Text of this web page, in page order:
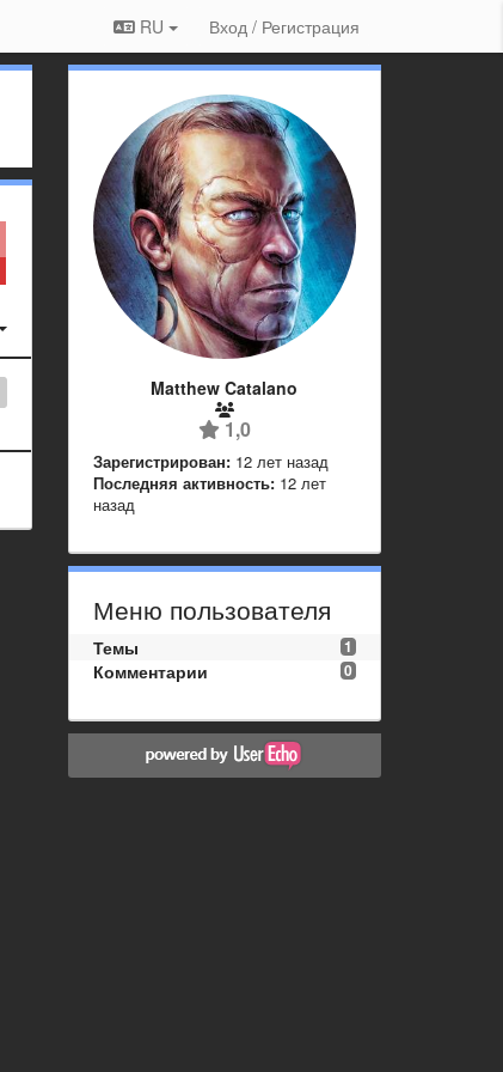
RU Вход / Регистрация
Matthew Catalano
1,0
Зарегистрирован: 12 лет назад
Последняя активность: 12 лет
назад
Меню пользователя
1
Темы
0
Комментарии